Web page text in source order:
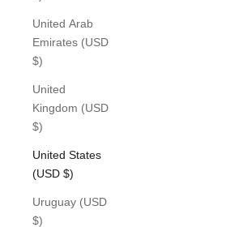
United Arab
Emirates (USD
$)
United
Kingdom (USD
$)
United States
(USD $)
Uruguay (USD
$)